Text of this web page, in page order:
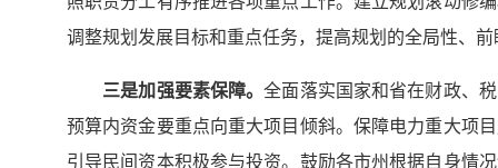
调整规划发展目标和重点任务，提高规划的全局性、
三是加强要素保障。全面落实国家和省在财政、
预算内资金要重点向重大项目倾斜。保障电力重大项
引导民间资本积极参与投资。鼓励各市州根据自身情